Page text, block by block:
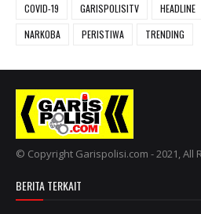
COVID-19 GARISPOLISITV HEADLINE
NARKOBA
PERISTIWA TRENDING
© Copyright Garispolisi.com - 2021, All
BERITA TERKAIT